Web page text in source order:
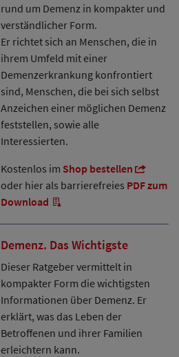
rund um Demenz in kompakter und
verständlicher Form.
Er richtet sich an Menschen, die in
ihrem Umfeld mit einer
Demenzerkrankung konfrontiert
sind, Menschen, die bei sich selbst
Anzeichen einer möglichen Demenz
feststellen, sowie alle
Interessierten.
Kostenlos im Shop bestellen
oder hier als barrierefreies PDF zum
Download
Demenz. Das Wichtigste
Dieser Ratgeber vermittelt in
kompakter Form die wichtigsten
Informationen über Demenz. Er
erklärt, was das Leben der
Betroffenen und ihrer Familien
erleichtern kann.